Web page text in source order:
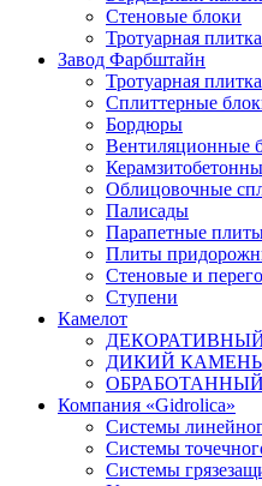
Стеновые блоки
Тротуарная плитка
Завод Фарбштайн
Тротуарная плитка
Cплиттерные
Бордюры
Вентиляционные
Облицовочные
Палисады
Парапетные
Плиты
Стеновые и
Ступени
Камелот
ДИКИЙ КАМЕНЬ
Компания «Gidrolica»
Системы
Системы
Системы